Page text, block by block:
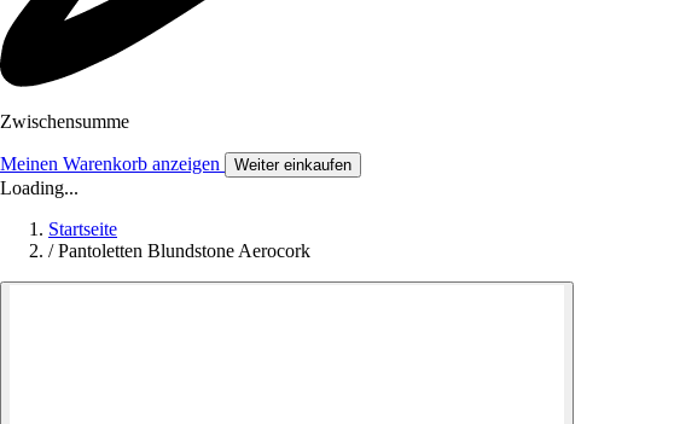
Zwischensumme
Meinen Warenkorb anzeigen Weiter einkaufen
Loading...
Startseite
/ Pantoletten Blundstone Aerocork